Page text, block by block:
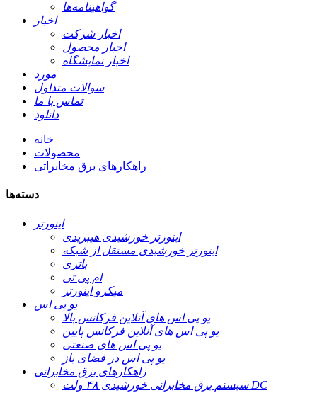
گواهینامه‌ها
اخبار
اخبار شرکت
اخبار محصول
اخبار نمایشگاه
مورد
سوالات متداول
تماس با ما
دانلود
خانه
محصولات
راهکارهای برق مخابراتی
دسته‌ها
اینورتر
اینورتر خورشیدی هیبریدی
اینورتر خورشیدی مستقل از شبکه
باتری
ام پی تی
میکرو اینورتر
یو پی اس
یو پی اس های آنلاین فرکانس بالا
یو پی اس های آنلاین فرکانس پایین
یو پی اس های صنعتی
یو پی اس در فضای باز
راهکارهای برق مخابراتی
سیستم برق مخابراتی خورشیدی ۴۸ ولت DC